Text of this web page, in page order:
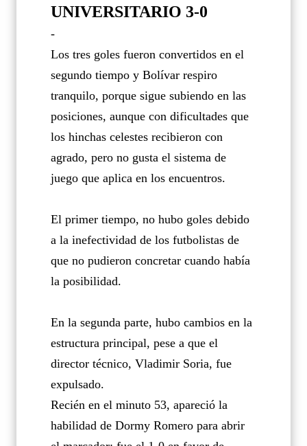
UNIVERSITARIO 3-0
-
Los tres goles fueron convertidos en el
segundo tiempo y Bolívar respiro
tranquilo, porque sigue subiendo en las
posiciones, aunque con dificultades que
los hinchas celestes recibieron con
agrado, pero no gusta el sistema de
juego que aplica en los encuentros.
El primer tiempo, no hubo goles debido
a la inefectividad de los futbolistas de
que no pudieron concretar cuando había
la posibilidad.
En la segunda parte, hubo cambios en la
estructura principal, pese a que el
director técnico, Vladimir Soria, fue
expulsado.
Recién en el minuto 53, apareció la
habilidad de Dormy Romero para abrir